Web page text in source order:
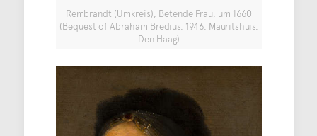
Rembrandt (Umkreis), Betende Frau, um 1660
(Bequest of Abraham Bredius, 1946, Mauritshuis,
Den Haag)